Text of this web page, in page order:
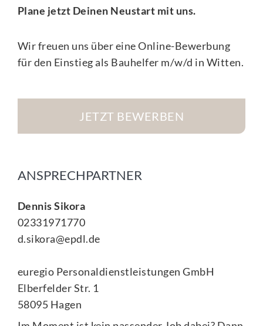
Plane jetzt Deinen Neustart mit uns.
Wir freuen uns über eine Online-Bewerbung
für den Einstieg als Bauhelfer m/w/d in Witten.
JETZT BEWERBEN
ANSPRECHPARTNER
Dennis Sikora
02331971770
d.sikora@epdl.de
euregio Personaldienstleistungen GmbH
Elberfelder Str. 1
58095 Hagen